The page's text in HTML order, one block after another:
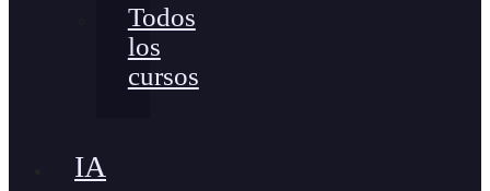
Todos
los
cursos
IA